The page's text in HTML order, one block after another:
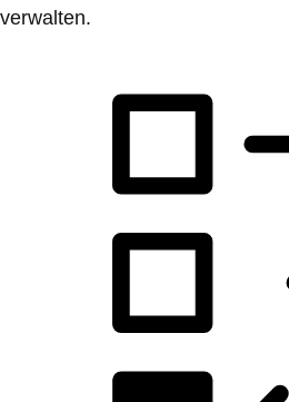
verwalten.